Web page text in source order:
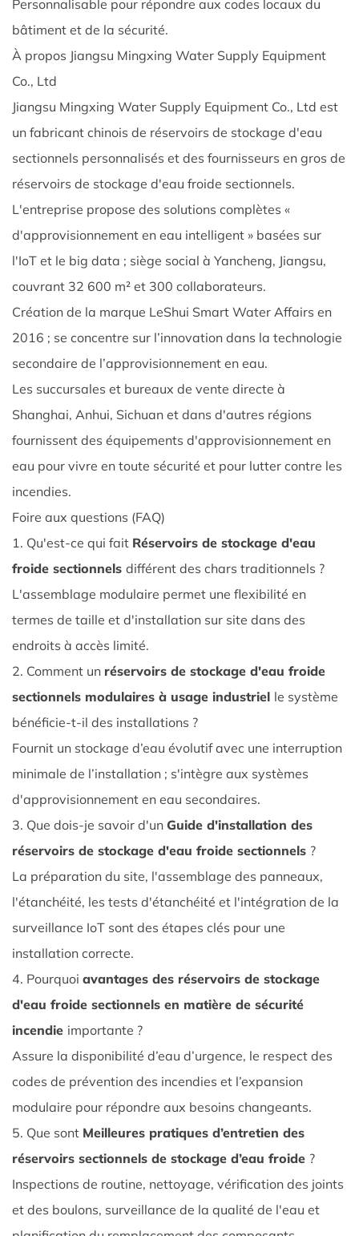
6.
Les
réservoirs
sectionnels
peuvent-
être
personnalisés
pour
répondre
aux
uniques
du
projet ?
9.0.7
7.
les
avantages
à
long
des
réservoirs
sectionnels
modulaires
?
Personnalisable pour répondre aux codes locaux du
bâtiment et de la sécurité.
À propos Jiangsu Mingxing Water Supply Equipment
Co., Ltd
Jiangsu Mingxing Water Supply Equipment Co., Ltd est
un fabricant chinois de réservoirs de stockage d'eau
sectionnels personnalisés et des fournisseurs en gros de
réservoirs de stockage d'eau froide sectionnels.
L'entreprise propose des solutions complètes «
d'approvisionnement en eau intelligent » basées sur
l'IoT et le big data ; siège social à Yancheng, Jiangsu,
couvrant 32 600 m² et 300 collaborateurs.
Création de la marque LeShui Smart Water Affairs en
2016 ; se concentre sur l’innovation dans la technologie
secondaire de l’approvisionnement en eau.
Les succursales et bureaux de vente directe à
Shanghai, Anhui, Sichuan et dans d'autres régions
fournissent des équipements d'approvisionnement en
eau pour vivre en toute sécurité et pour lutter contre les
incendies.
Foire aux questions (FAQ)
1. Qu'est-ce qui fait Réservoirs de stockage d'eau
froide sectionnels différent des chars traditionnels ?
L'assemblage modulaire permet une flexibilité en
termes de taille et d'installation sur site dans des
endroits à accès limité.
2. Comment un réservoirs de stockage d'eau froide
sectionnels modulaires à usage industriel le système
bénéficie-t-il des installations ?
Fournit un stockage d’eau évolutif avec une interruption
minimale de l’installation ; s'intègre aux systèmes
d'approvisionnement en eau secondaires.
3. Que dois-je savoir d'un Guide d'installation des
réservoirs de stockage d'eau froide sectionnels ?
La préparation du site, l'assemblage des panneaux,
l'étanchéité, les tests d'étanchéité et l'intégration de la
surveillance IoT sont des étapes clés pour une
installation correcte.
4. Pourquoi avantages des réservoirs de stockage
d'eau froide sectionnels en matière de sécurité
incendie importante ?
Assure la disponibilité d’eau d’urgence, le respect des
codes de prévention des incendies et l’expansion
modulaire pour répondre aux besoins changeants.
5. Que sont Meilleures pratiques d’entretien des
réservoirs sectionnels de stockage d’eau froide ?
Inspections de routine, nettoyage, vérification des joints
et des boulons, surveillance de la qualité de l'eau et